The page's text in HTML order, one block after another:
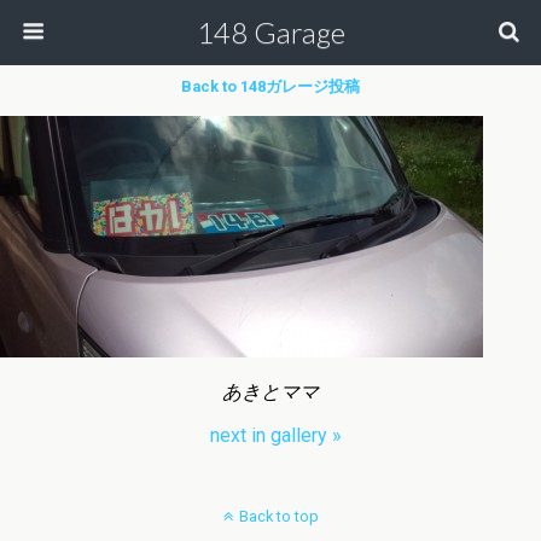
148 Garage
Back to 148ガレージ投稿
あきとママ
next in gallery »
Back to top